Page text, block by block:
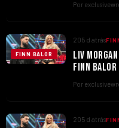
Por
FINN BALOR
205 d atrás
LIV
FINN
Por
205 d atrás